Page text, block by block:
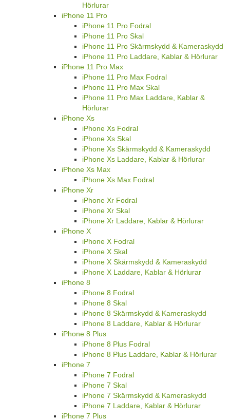
Hörlurar
iPhone 11 Pro
iPhone 11 Pro Fodral
iPhone 11 Pro Skal
iPhone 11 Pro Skärmskydd & Kameraskydd
iPhone 11 Pro Laddare, Kablar & Hörlurar
iPhone 11 Pro Max
iPhone 11 Pro Max Fodral
iPhone 11 Pro Max Skal
iPhone 11 Pro Max Laddare, Kablar &
Hörlurar
iPhone Xs
iPhone Xs Fodral
iPhone Xs Skal
iPhone Xs Skärmskydd & Kameraskydd
iPhone Xs Laddare, Kablar & Hörlurar
iPhone Xs Max
iPhone Xs Max Fodral
iPhone Xr
iPhone Xr Fodral
iPhone Xr Skal
iPhone Xr Laddare, Kablar & Hörlurar
iPhone X
iPhone X Fodral
iPhone X Skal
iPhone X Skärmskydd & Kameraskydd
iPhone X Laddare, Kablar & Hörlurar
iPhone 8
iPhone 8 Fodral
iPhone 8 Skal
iPhone 8 Skärmskydd & Kameraskydd
iPhone 8 Laddare, Kablar & Hörlurar
iPhone 8 Plus
iPhone 8 Plus Fodral
iPhone 8 Plus Laddare, Kablar & Hörlurar
iPhone 7
iPhone 7 Fodral
iPhone 7 Skal
iPhone 7 Skärmskydd & Kameraskydd
iPhone 7 Laddare, Kablar & Hörlurar
iPhone 7 Plus